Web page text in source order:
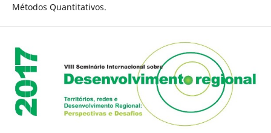
Métodos Quantitativos.